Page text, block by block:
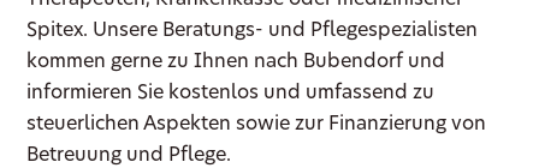
Spitex. Unsere Beratungs- und Pflegespezialisten
kommen gerne zu Ihnen nach Bubendorf und
informieren Sie kostenlos und umfassend zu
steuerlichen Aspekten sowie zur Finanzierung von
Betreuung und Pflege.